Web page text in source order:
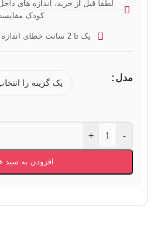
لطفا قبل از خرید، اندازه های
کودک
یک تا 2 سانت خطای اندازه گیری در نظر بگیرید
مدل
-
+
افزودن به سبد